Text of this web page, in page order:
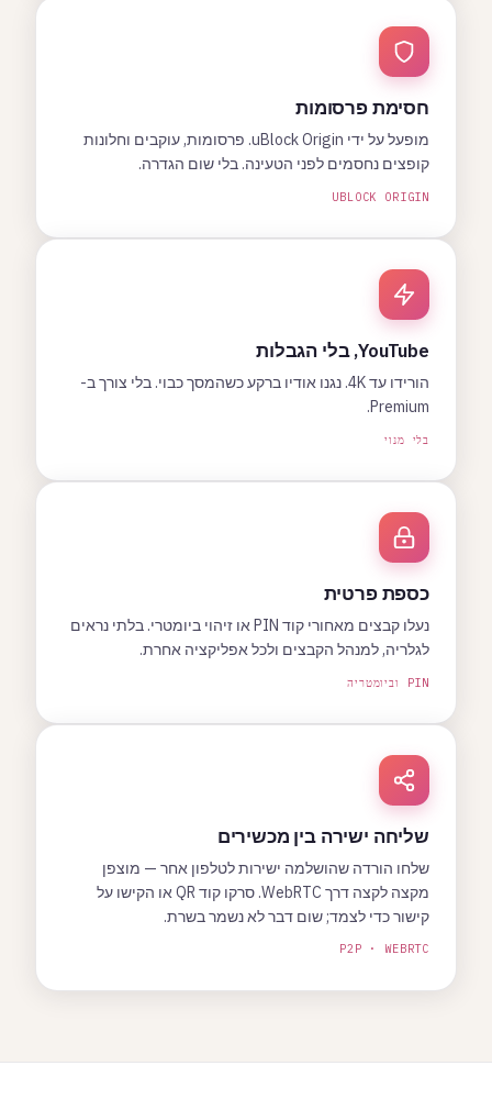
חסימת פרסומות
מופעל על ידי uBlock Origin. פרסומות, עוקבים וחלונות
קופצים נחסמים לפני הטעינה. בלי שום הגדרה.
UBLOCK ORIGIN
YouTube, בלי הגבלות
הורידו עד 4K. נגנו אודיו ברקע כשהמסך כבוי. בלי צורך ב-
Premium.
בלי מנוי
כספת פרטית
נעלו קבצים מאחורי קוד PIN או זיהוי ביומטרי. בלתי נראים
לגלריה, למנהל הקבצים ולכל אפליקציה אחרת.
PIN וביומטריה
שליחה ישירה בין מכשירים
שלחו הורדה שהושלמה ישירות לטלפון אחר — מוצפן
מקצה לקצה דרך WebRTC. סרקו קוד QR או הקישו על
קישור כדי לצמד; שום דבר לא נשמר בשרת.
P2P · WEBRTC